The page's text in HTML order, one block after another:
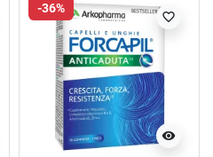
-36%
visibility
favorite_border